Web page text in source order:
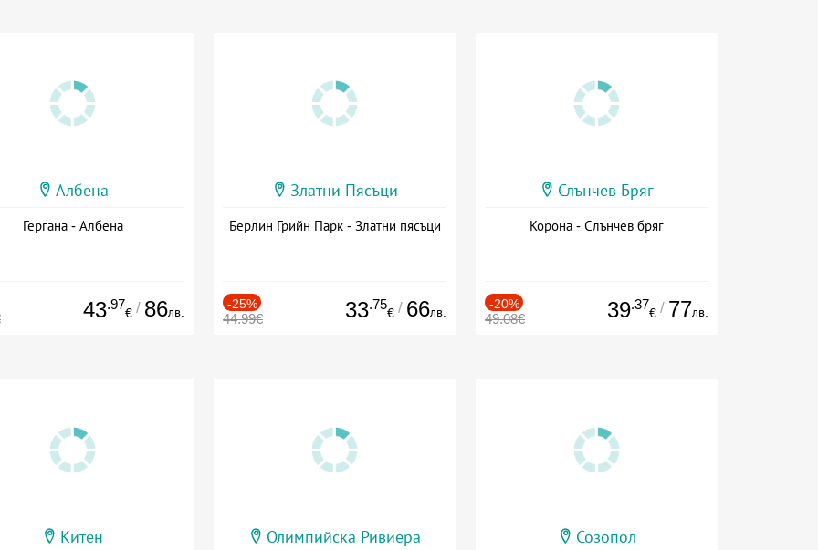
Албена
Гергана - Албена
43.97
€ / 86лв.
Златни Пясъци
Берлин Грийн Парк - Златни пясъци
-25%
44.99€ 33.75
€ / 66лв.
Слънчев Бряг
Корона - Слънчев бряг
-20%
49.08€ 39.37
€ / 77лв.
Китен Олимпийска Ривиера Созопол